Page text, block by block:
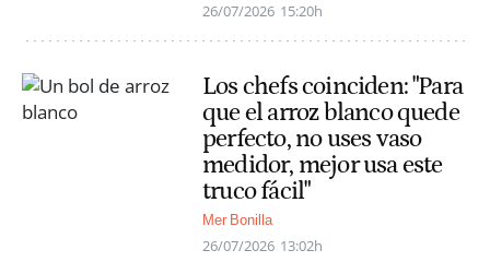
26/07/2026 15:20h
Los chefs coinciden: "Para
que el arroz blanco quede
perfecto, no uses vaso
medidor, mejor usa este
truco fácil"
Mer Bonilla
26/07/2026 13:02h